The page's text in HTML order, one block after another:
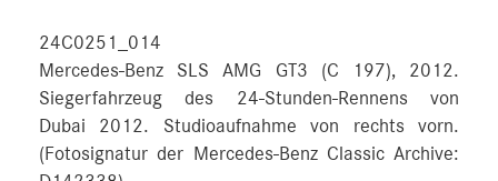
24C0251_014
Mercedes-Benz SLS AMG GT3 (C 197), 2012.
Siegerfahrzeug des 24-Stunden-Rennens von
Dubai 2012. Studioaufnahme von rechts vorn.
(Fotosignatur der Mercedes-Benz Classic Archive: